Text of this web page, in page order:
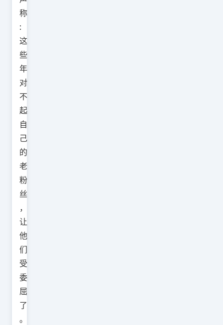
称
:
这
些
年
对
不
起
自
己
的
老
粉
丝
，
让
他
们
受
委
屈
了
。